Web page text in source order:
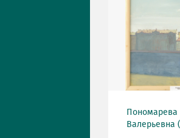
Валерьевна